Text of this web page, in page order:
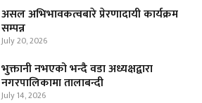
असल अभिभावकत्वबारे प्रेरणादायी कार्यक्रम
सम्पन्न
July 20, 2026
भुक्तानी नभएको भन्दै वडा अध्यक्षद्वारा
नगरपालिकामा तालाबन्दी
July 14, 2026